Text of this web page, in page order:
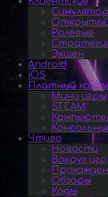
Ролевые
Экшен
Android
iOS
Платный
Мини игры
STEAM
Чтиво
Новости
Вокруг игр
Обзоры
Коды